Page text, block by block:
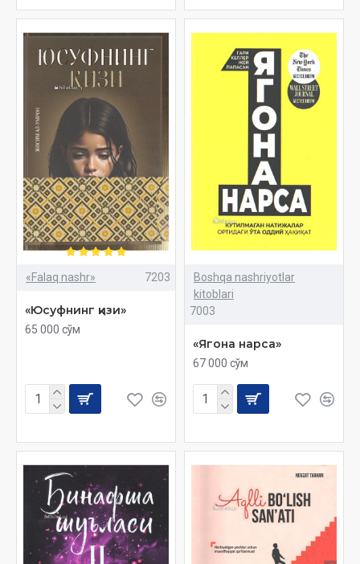
«Falaq nashr» 7203
«Юсуфнинг қизи»
65 000 сўм
Boshqa nashriyotlar
kitoblari
7003
«Ягона нарса»
67 000 сўм